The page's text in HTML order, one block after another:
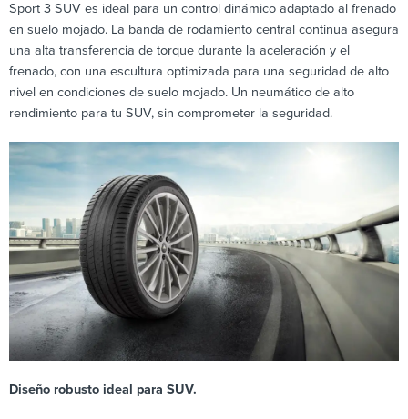
Sport 3 SUV es ideal para un control dinámico adaptado al frenado
en suelo mojado. La banda de rodamiento central continua asegura
una alta transferencia de torque durante la aceleración y el
frenado, con una escultura optimizada para una seguridad de alto
nivel en condiciones de suelo mojado. Un neumático de alto
rendimiento para tu SUV, sin comprometer la seguridad.
Diseño robusto ideal para SUV.